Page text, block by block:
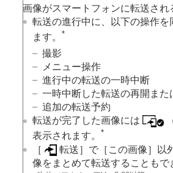
画像がスマートフォンに転送され
転送の進行中に、以下の操作を
ます。 *
撮影
メニュー操作
進行中の転送の一時中断
一時中断した転送の再開また
追加の転送予約
転送が完了した画像には
表示されます。 *
［ 転送］ で ［この画像］
以
像をまとめて転送することもで